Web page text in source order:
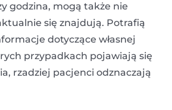
godzina, mogą także nie
się znajdują. Potrafią
dotyczące własnej
przypadkach pojawiają się
rzadziej pacjenci odznaczają